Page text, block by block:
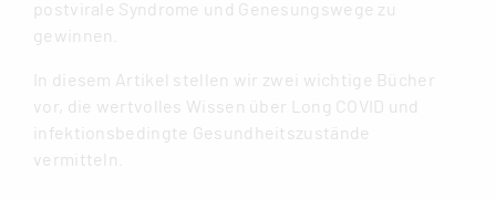
postvirale Syndrome und Genesungswege zu
gewinnen.
In diesem Artikel stellen wir zwei wichtige Bücher
vor, die wertvolles Wissen über Long COVID und
infektionsbedingte Gesundheitszustände
vermitteln.